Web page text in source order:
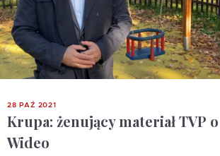
28 PAŹ 2021
Krupa: żenujący materiał TVP o
Wideo